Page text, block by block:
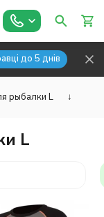
до 5 днів
рыбалки L ↓
L